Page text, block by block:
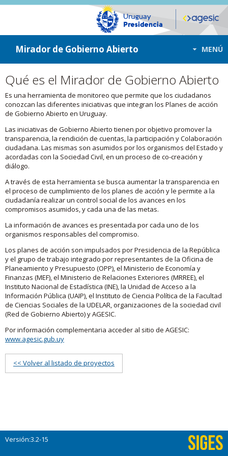
ir a contenido
ir al menú
Mirador de Gobierno Abierto MENÚ
Qué es el Mirador de Gobierno Abierto
Es una herramienta de monitoreo que permite que los ciudadanos
conozcan las diferentes iniciativas que integran los Planes de acción
de Gobierno Abierto en Uruguay.
Las iniciativas de Gobierno Abierto tienen por objetivo promover la
transparencia, la rendición de cuentas, la participación y Colaboración
ciudadana. Las mismas son asumidos por los organismos del Estado y
acordadas con la Sociedad Civil, en un proceso de co-creación y
diálogo.
A través de esta herramienta se busca aumentar la transparencia en
el proceso de cumplimiento de los planes de acción y le permite a la
ciudadanía realizar un control social de los avances en los
compromisos asumidos, y cada una de las metas.
La información de avances es presentada por cada uno de los
organismos responsables del compromiso.
Los planes de acción son impulsados por Presidencia de la República
y el grupo de trabajo integrado por representantes de la Oficina de
Planeamiento y Presupuesto (OPP), el Ministerio de Economía y
Finanzas (MEF), el Ministerio de Relaciones Exteriores (MRREE), el
Instituto Nacional de Estadística (INE), la Unidad de Acceso a la
Información Pública (UAIP), el Instituto de Ciencia Política de la Facultad
de Ciencias Sociales de la UDELAR, organizaciones de la sociedad civil
(Red de Gobierno Abierto) y AGESIC.
Por información complementaria acceder al sitio de AGESIC:
www.agesic.gub.uy
<< Volver al listado de proyectos
Versión:3.2-15